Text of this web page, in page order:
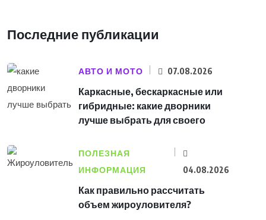
Последние публикации
АВТО И МОТО 07.08.2026
Каркасные, бескаркасные или
гибридные: какие дворники
лучше выбрать для своего
ПОЛЕЗНАЯ
ИНФОРМАЦИЯ
04.08.2026
Как правильно рассчитать
объем жироуловителя?